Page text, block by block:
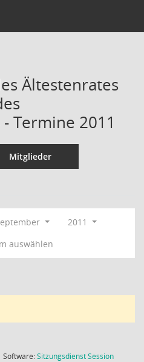
Ältestenrates
Termine 2011
Mitglieder
2011
auswählen
Software:SitzungsdienstSession(Wird in